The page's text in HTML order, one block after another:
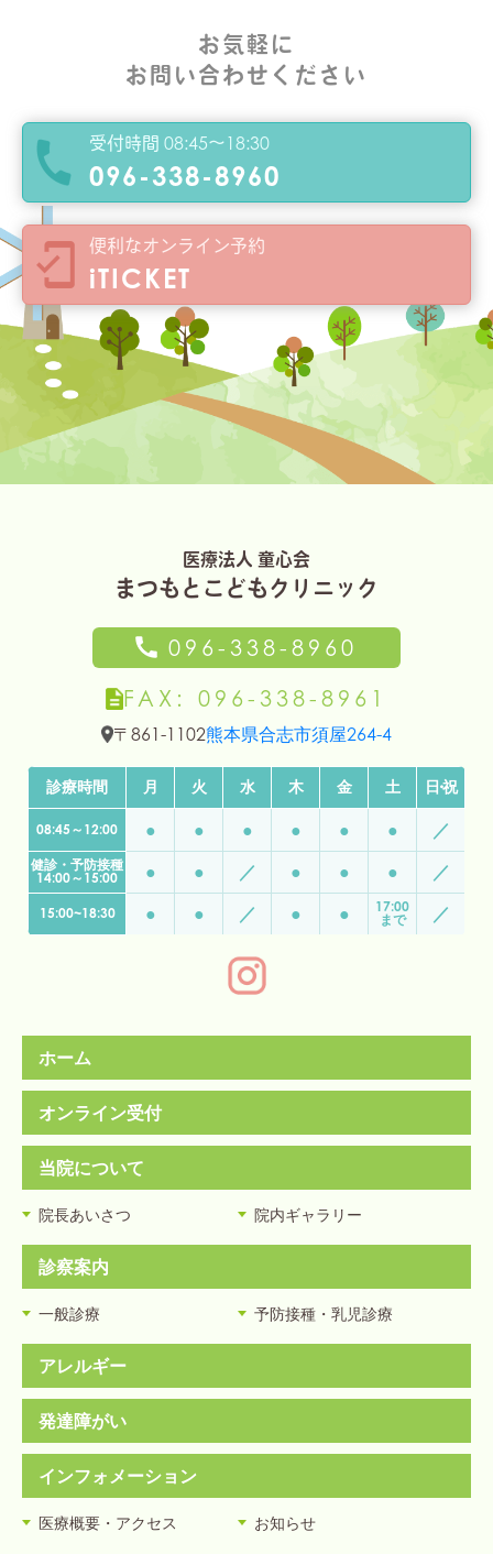
お気軽に
お問い合わせください
受付時間 08:45～18:30
096-338-8960
便利なオンライン予約
iTICKET
医療法人 童心会
まつもとこどもクリニック
096-338-8960
FAX: 096-338-8961
〒861-1102熊本県合志市須屋264-4
予約なしの診察時間
月曜日から土曜日 午前8:45から12:00
月曜日から土曜日(水曜日は休診) 午後15:00から18:30(金
月曜日から土曜日(水曜日は休診) 午後14:00から15:00
水曜日の午後、日曜日、祝日
診療時間 月 火 水 木 金 土 日・祝
08:45～12:00 ● ● ● ● ● ● ／
健診・予防接種
14:00～15:00
● ● ／ ● ● ● ／
15:00~18:30 ● ● ／ ● ●
17:00
まで
／
ホーム
オンライン受付
当院について
院長あいさつ 院内ギャラリー
診察案内
一般診療 予防接種・乳児診療
アレルギー
発達障がい
インフォメーション
医療概要・アクセス お知らせ